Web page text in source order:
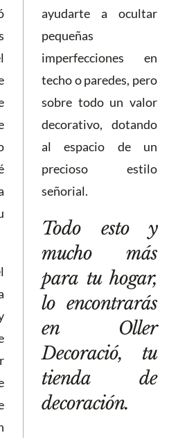
ayudarte a ocultar
pequeñas
imperfecciones en
techo o paredes, pero
sobre todo un valor
decorativo, dotando
al espacio de un
precioso estilo
señorial.
Todo esto y
mucho más
para tu hogar,
lo encontrarás
en Oller
Decoració, tu
tienda de
decoración.